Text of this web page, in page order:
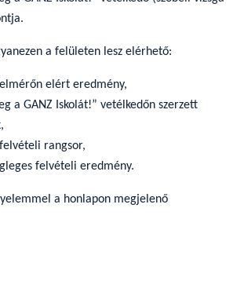
a felületen lesz elérhető:
elért eredmény,
a GANZ Iskolát!” vetélkedőn szerzett
rangsor,
felvételi eredmény.
a honlapon megjelenő